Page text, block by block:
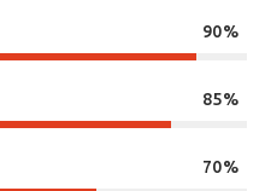
90%
85%
70%